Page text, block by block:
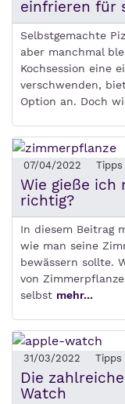
einfrieren für
Selbstgemachte
aber manchmal
Kochsession eine
verschwenden,
Option an. Doch
07/04/2022 Tipps
Wie gieße ich
richtig?
In diesem Beitrag
wie man seine
bewässern sollte.
von
selbst mehr...
31/03/2022 Tipps
Die
Watch